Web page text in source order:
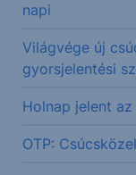
napi
Világvége új
gyorsjelentési
Holnap jelent az
OTP: